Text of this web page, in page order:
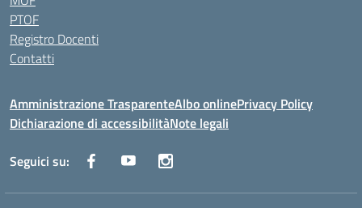
PTOF
Registro Docenti
Contatti
Amministrazione TrasparenteAlbo onlinePrivacy Policy
Dichiarazione di accessibilitàNote legali
Seguici su: